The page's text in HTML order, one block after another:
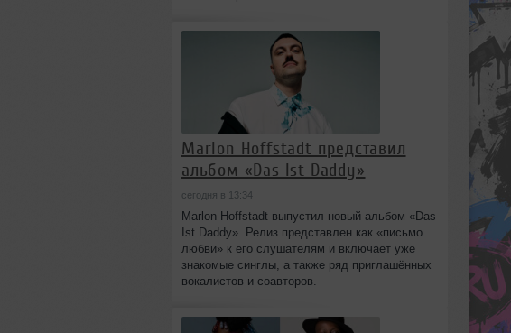
Marlon Hoffstadt представил
альбом «Das Ist Daddy»
сегодня в 13:34
Marlon Hoffstadt выпустил новый альбом «Das
Ist Daddy». Релиз представлен как «письмо
любви» к его слушателям и включает уже
знакомые синглы, а также ряд приглашённых
вокалистов и соавторов.